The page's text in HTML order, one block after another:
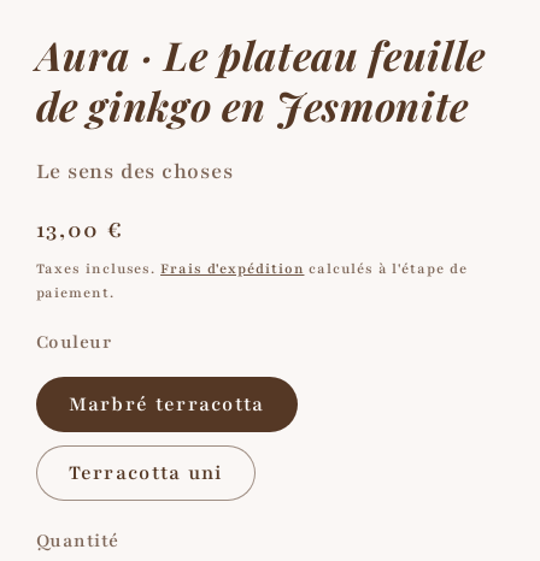
une
fenêtre
modale
Aura · Le plateau feuille
de ginkgo en Jesmonite
Le sens des choses
Prix
habituel
13,00 €
Taxes incluses.Frais d'expédition calculés à l'étape de
paiement.
Couleur
Marbré terracotta
Terracotta uni
Quantité
Quantité